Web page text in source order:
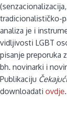
tradicionalističko-
analiza je i
vidljivosti LGBT
pisanje preporuka
bh. novinarki i
Publikaciju
downloadati ovdje.